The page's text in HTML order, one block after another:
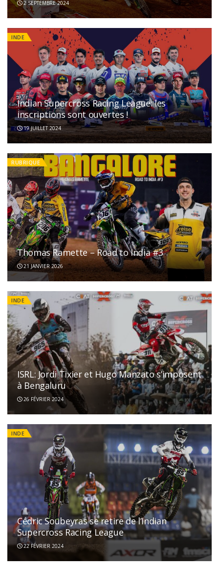
2 SEPTEMBRE 2024
INDE
Indian Supercross Racing League: les
inscriptions sont ouvertes !
19 JUILLET 2024
RUBRIQUE
Thomas Ramette – Road to India #3
21 JANVIER 2026
INDE
ISRL: Jordi Tixier et Hugo Manzato s’imposent
à Bengaluru
26 FÉVRIER 2024
INDE
Cédric Soubeyras se retire de l’Indian
Supercross Racing League
22 FÉVRIER 2024